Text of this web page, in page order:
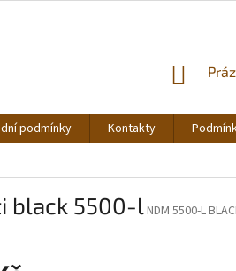
ZBOŽÍ
podmínky Kontakty
black 5500-lNDM 5500-L